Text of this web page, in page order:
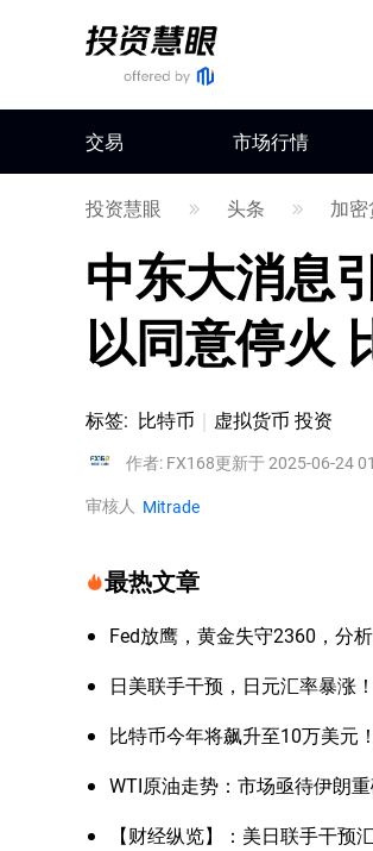
交易 市场行情
投资慧眼 头条 加密
中东大消息
以同意停火
标签: 比特币 虚拟货币 投资
作者: FX168更新于 2025-06-24
审核人 Mitrade
最热文章
Fed放鹰，黄金失守2360，分
日美联手干预，日元汇率暴涨
比特币今年将飙升至10万美元
WTI原油走势：市场亟待伊朗
【财经纵览】：美日联手干预